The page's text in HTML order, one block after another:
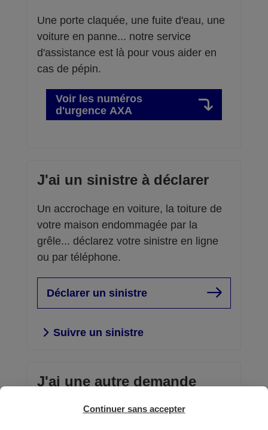
Une porte claquée, une fuite d'eau, une
voiture en panne... notre service
d'assistance est là pour vous aider en
cas de pépin.
Voir les numéros
d'urgence AXA
J'ai un sinistre à déclarer
Un accrochage en voiture, la toiture de
votre maison endommagée par la
grêle... déclarez votre sinistre en ligne
ou par téléphone.
Déclarer un sinistre
Suivre un sinistre
J'ai une autre demande
Envoi d'un document confidentiel,
Continuer sans accepter